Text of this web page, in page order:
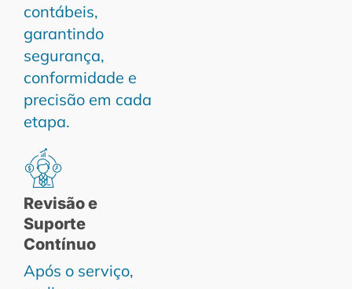
contábeis,
garantindo
segurança,
conformidade e
precisão em cada
etapa.
Revisão e
Suporte
Contínuo
Após o serviço,